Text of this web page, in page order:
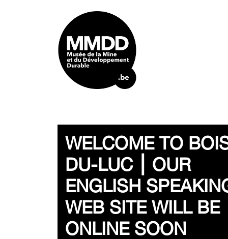
WELCOME TO
DU-LUC ⎮ OUR
ENGLISH
WEB SITE WILL BE
ONLINE SOON